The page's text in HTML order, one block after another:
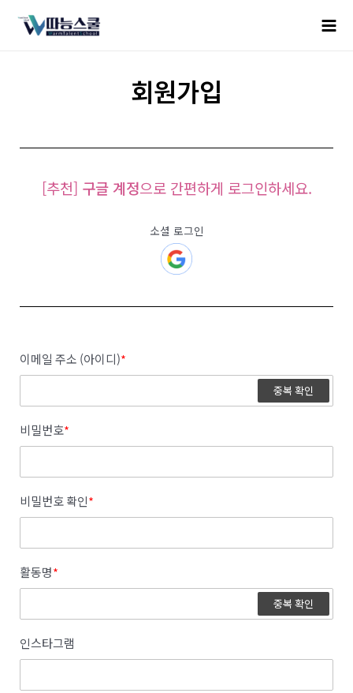
회원가입
[추천] 구글 계정으로 간편하게 로그인하세요.
소셜 로그인
이메일 주소 (아이디)*
중복 확인
비밀번호*
비밀번호 확인*
활동명*
중복 확인
인스타그램